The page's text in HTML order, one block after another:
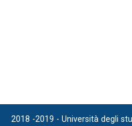
2018 -2019 - Università degli